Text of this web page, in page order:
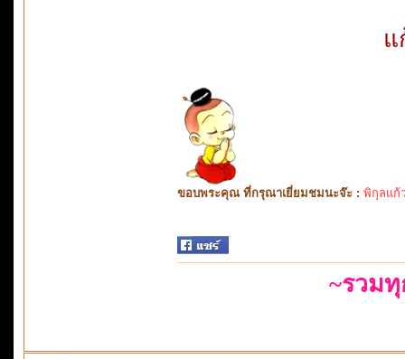
ขอบพระคุณ ที่กรุณาเยี่ยมชมนะจ๊ะ : พิกุลแก้
~รวม